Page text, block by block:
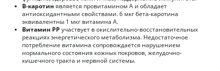
В-каротин является провитамином А и обладает
антиоксидантными свойствами. 6 мкг бета-каротина
эквивалентны 1 мкг витамина А.
Витамин РР участвует в окислительно-восстановительных
реакциях энергетического метаболизма. Недостаточное
потребление витамина сопровождается нарушением
нормального состояния кожных покровов, желудочно-
кишечного тракта и нервной системы.